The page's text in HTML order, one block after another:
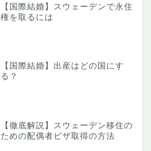
【国際結婚】スウェーデンで永住
権を取るには
【国際結婚】出産はどの国にす
る？
【徹底解説】スウェーデン移住の
ための配偶者ビザ取得の方法